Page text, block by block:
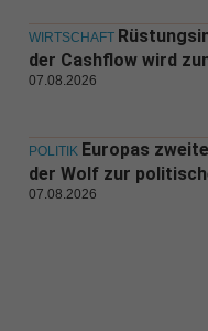
WIRTSCHAFT
der Cashflow wird
07.08.2026
POLITIK Europas
der Wolf zur
07.08.2026